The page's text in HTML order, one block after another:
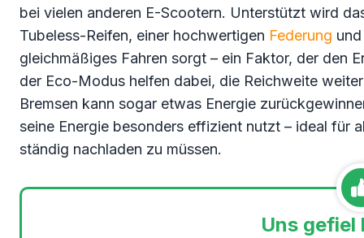
bei vielen anderen E-Scootern. Unterstützt wird
Tubeless-Reifen, einer hochwertigen Federung
gleichmäßiges Fahren sorgt – ein Faktor, der den
der Eco-Modus helfen dabei, die Reichweite
Bremsen kann sogar etwas Energie
seine Energie besonders effizient nutzt – ideal für
ständig nachladen zu müssen.
Uns gefiel